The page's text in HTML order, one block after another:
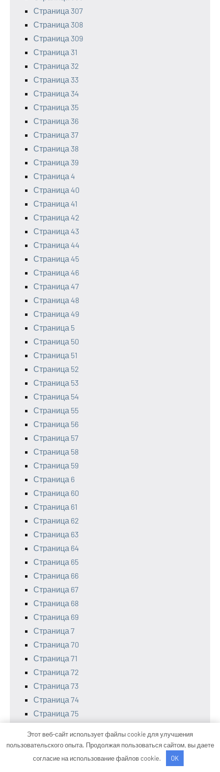
Страница 307
Страница 308
Страница 309
Страница 31
Страница 32
Страница 33
Страница 34
Страница 35
Страница 36
Страница 37
Страница 38
Страница 39
Страница 4
Страница 40
Страница 41
Страница 42
Страница 43
Страница 44
Страница 45
Страница 46
Страница 47
Страница 48
Страница 49
Страница 5
Страница 50
Страница 51
Страница 52
Страница 53
Страница 54
Страница 55
Страница 56
Страница 57
Страница 58
Страница 59
Страница 6
Страница 60
Страница 61
Страница 62
Страница 63
Страница 64
Страница 65
Страница 66
Страница 67
Страница 68
Страница 69
Страница 7
Страница 70
Страница 71
Страница 72
Страница 73
Страница 74
Страница 75
Этот веб-сайт использует файлы cookie для улучшения
пользовательского опыта. Продолжая пользоваться сайтом, вы даете
согласие на использование файлов cookie.
OK